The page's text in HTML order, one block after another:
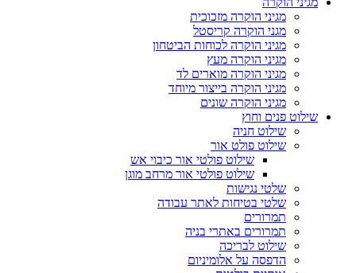
מגיני הוקרה מזכוכית
מגני הוקרה קריסטל
מגיני הוקרה לכוחות הביטחון
מגיני הוקרה מעץ
מגיני הוקרה מוארים לד
מגיני הוקרה בייצור מיוחד
מגיני הוקרה שונים
שילוט פנים וחוץ
שילוט חניה
שילוט פולט אור
שילוט פולטי אור כיבוי אש
שילוט פולטי אור מרחב מוגן
שלטי נגישות
שלטי בטיחות לאתר עבודה
תמרורים
תמרורים באתרי בניה
שילוט לבריכה
הדפסה על אלומיניום